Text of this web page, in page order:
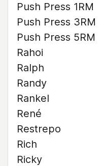
Push Press 1RM
Push Press 3RM
Push Press 5RM
Rahoi
Ralph
Randy
Rankel
René
Restrepo
Rich
Ricky